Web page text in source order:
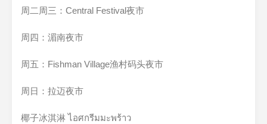
周二周三：Central Festival夜市
周四：湄南夜市
周五：Fishman Village渔村码头夜市
周日：拉迈夜市
椰子冰淇淋 ไอศกรีมมะพร้าว